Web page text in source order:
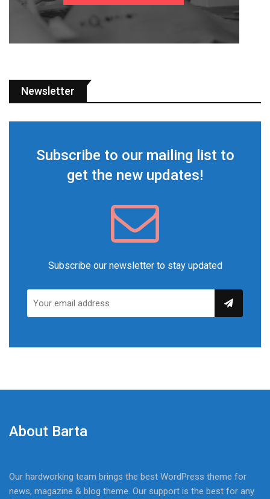
Newsletter
Subscribe to our mailing list to
get the new updates!
Subscribe our newsletter to stay updated
About Barta
Our hardworking team brings the best WordPress theme for
news, magazine & blog theme. Our support is the best for any